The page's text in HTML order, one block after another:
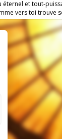
éternel et tout-
vers toi trouve